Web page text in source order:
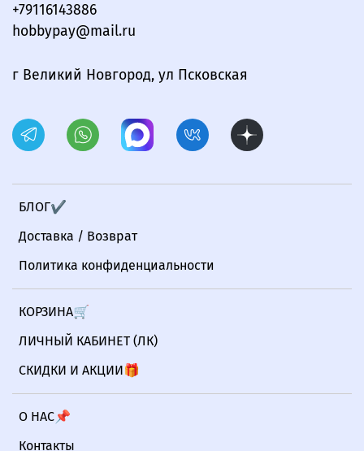
БЛОГ✔
Доставка / Возврат
Политика конфиденциальности
КОРЗИНА🛒
ЛИЧНЫЙ КАБИНЕТ (ЛК)
СКИДКИ И АКЦИИ🎁
О НАС📌
Контакты
+79116143886
hobbypay@mail.ru
г Великий Новгород, ул Псковская